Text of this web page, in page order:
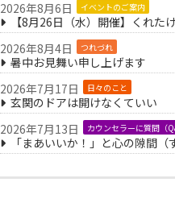
2026年8月6日 イベントのご案内
【8月26日（水）開催】くれた
2026年8月4日
つれづれ
暑中お見舞い申し上げます
2026年7月17日
日々のこと
玄関のドアは開けなくていい
2026年7月13日
カウンセラーに質問（
「まあいいか！」と心の隙間（